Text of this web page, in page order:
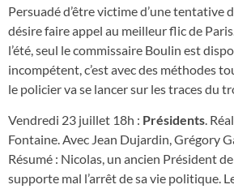
Persuadé d’être victime d’une tentative
désire faire appel au meilleur flic de
l’été, seul le commissaire Boulin est
incompétent, c’est avec des méthodes
le policier va se lancer sur les traces du
Vendredi 23 juillet 18h : Présidents.
Fontaine. Avec Jean Dujardin, Grégory
Résumé : Nicolas, un ancien Président
supporte mal l’arrêt de sa vie politique.